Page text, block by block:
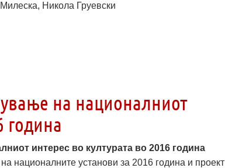
Никола Груевски
на националниот
година
интерес во културата во 2016 година
националните установи за 2016 година и